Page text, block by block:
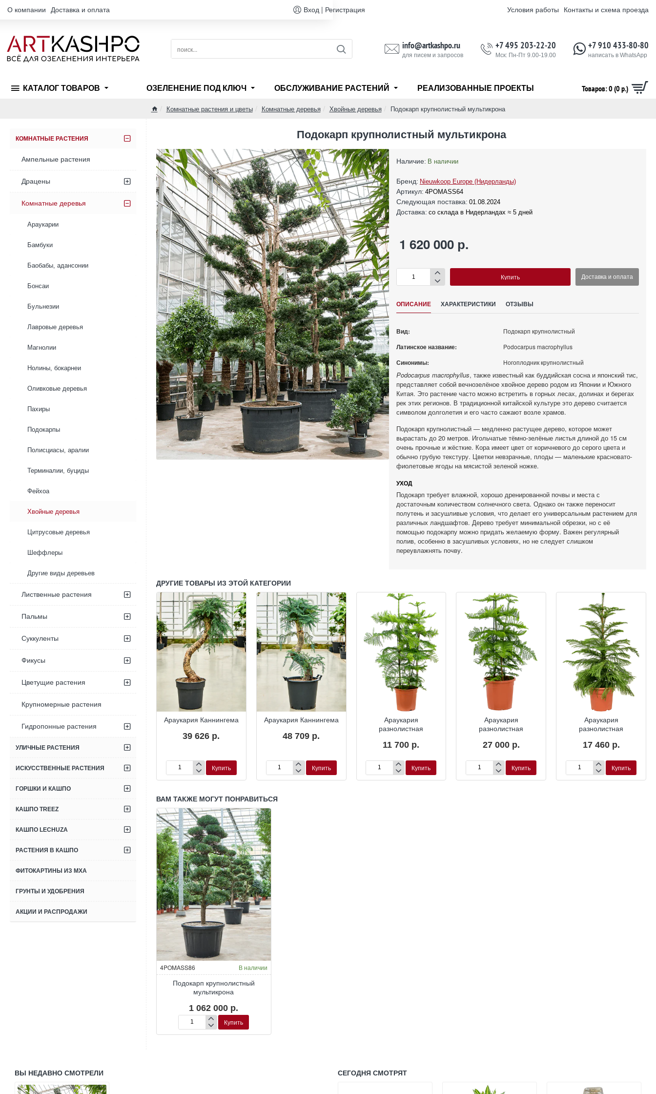
О компании Доставка и оплата Вход | Регистрация Условия работы Контакты и схема проезда
поиск...
info@artkashpo.ru
для писем и запросов
+7 495 203-22-20
Мск: Пн-Пт 9.00-19.00
+7 910 433-80-80
написать в WhatsApp
КАТАЛОГ ТОВАРОВ ОЗЕЛЕНЕНИЕ ПОД КЛЮЧ ОБСЛУЖИВАНИЕ РАСТЕНИЙ РЕАЛИЗОВАННЫЕ ПРОЕКТЫ Товаров: 0 (0 р.)
Комнатные растения и цветы Комнатные деревья Хвойные деревья Подокарп крупнолистный мультикрона
КОМНАТНЫЕ РАСТЕНИЯ
Ампельные растения
Драцены
Комнатные деревья
Араукарии
Бамбуки
Баобабы, адансонии
Бонсаи
Бульнезии
Лавровые деревья
Магнолии
Нолины, бокарнеи
Оливковые деревья
Пахиры
Подокарпы
Полисциасы, аралии
Терминалии, буциды
Фейхоа
Хвойные деревья
Цитрусовые деревья
Шеффлеры
Другие виды деревьев
Лиственные растения
Пальмы
Суккуленты
Фикусы
Цветущие растения
Крупномерные растения
Гидропонные растения
УЛИЧНЫЕ РАСТЕНИЯ
ИСКУССТВЕННЫЕ РАСТЕНИЯ
ГОРШКИ И КАШПО
КАШПО TREEZ
КАШПО LECHUZA
РАСТЕНИЯ В КАШПО
ФИТОКАРТИНЫ ИЗ МХА
ГРУНТЫ И УДОБРЕНИЯ
АКЦИИ И РАСПРОДАЖИ
Подокарп крупнолистный мультикрона
ОПИСАНИЕ ХАРАКТЕРИСТИКИ ОТЗЫВЫ
Вид: Подокарп крупнолистный
Podocarpus macrophyllus, также известный как буддийская сосна и японский тис,
представляет собой вечнозелёное хвойное дерево родом из Японии и Южного
Китая. Это растение часто можно встретить в горных лесах, долинах и берегах
рек этих регионов. В традиционной китайской культуре это дерево считается
символом долголетия и его часто сажают возле храмов.
Подокарп крупнолистный — медленно растущее дерево, которое может
вырастать до 20 метров. Игольчатые тёмно-зелёные листья длиной до 15 см
очень прочные и жёсткие. Кора имеет цвет от коричневого до серого цвета и
обычно грубую текстуру. Цветки невзрачные, плоды — маленькие красновато-
фиолетовые ягоды на мясистой зеленой ножке.
Латинское название: Podocarpus macrophyllus
Синонимы: Ногоплодник крупнолистный
УХОД
Подокарп требует влажной, хорошо дренированной почвы и места с
достаточным количеством солнечного света. Однако он также переносит
полутень и засушливые условия, что делает его универсальным растением для
различных ландшафтов. Дерево требует минимальной обрезки, но с её
помощью подокарпу можно придать желаемую форму. Важен регулярный
полив, особенно в засушливых условиях, но не следует слишком
переувлажнять почву.
Наличие: В наличии
Бренд: Nieuwkoop Europe (Нидерланды)
Артикул: 4POMASS64
Следующая поставка: 01.08.2024
Доставка: со склада в Нидерландах ≈ 5 дней
1 620 000 р.
Купить Доставка и оплата
ДРУГИЕ ТОВАРЫ ИЗ ЭТОЙ КАТЕГОРИИ
р.
Купить
крупнолистный
Подокарп
Купить
Араукария Каннингема
39 626 р.
Араукария
Каннингема
Купить
Араукария Каннингема
48 709 р.
Араукария
Каннингема
Купить
Араукария
разнолистная
11 700 р.
Араукария
разнолистная
Купить
Араукария
разнолистная
27 000 р.
Араукария
разнолистная
Купить
Араукария
разнолистная
17 460 р.
Араукария
разнолистная
Купить
ВАМ ТАКЖЕ МОГУТ ПОНРАВИТЬСЯ
4POMASS86 В наличии
Подокарп крупнолистный
мультикрона
1 062 000 р.
Подокарп
крупнолистный
Купить
ВЫ НЕДАВНО СМОТРЕЛИ СЕГОДНЯ СМОТРЯТ